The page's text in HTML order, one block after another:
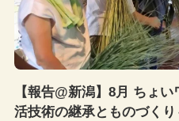
【報告@新潟】8月 ちょ
活技術の継承とものづくり